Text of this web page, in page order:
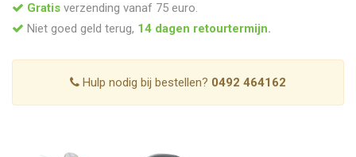
Gratis verzending vanaf 75 euro.
Niet goed geld terug, 14 dagen retourtermijn.
Hulp nodig bij bestellen? 0492 464162